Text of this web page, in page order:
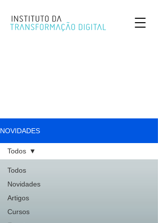
NOVIDADES
Todos
Novidades
Artigos
Cursos
Todos